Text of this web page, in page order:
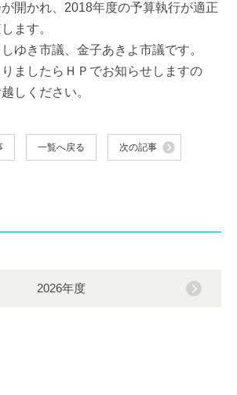
開かれ、2018年度の予算執行が適正
ます。
ゆき市議、金子あきよ市議です。
ましたらＨＰでお知らせしますの
しください。
一覧へ戻る 次の記事
2026年度